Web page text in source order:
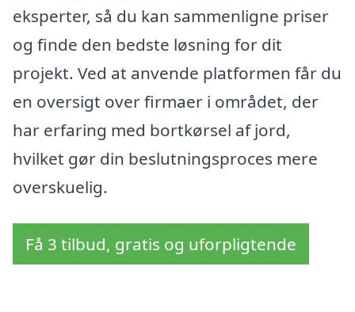
eksperter, så du kan sammenligne priser
og finde den bedste løsning for dit
projekt. Ved at anvende platformen får du
en oversigt over firmaer i området, der
har erfaring med bortkørsel af jord,
hvilket gør din beslutningsproces mere
overskuelig.
Få 3 tilbud, gratis og uforpligtende